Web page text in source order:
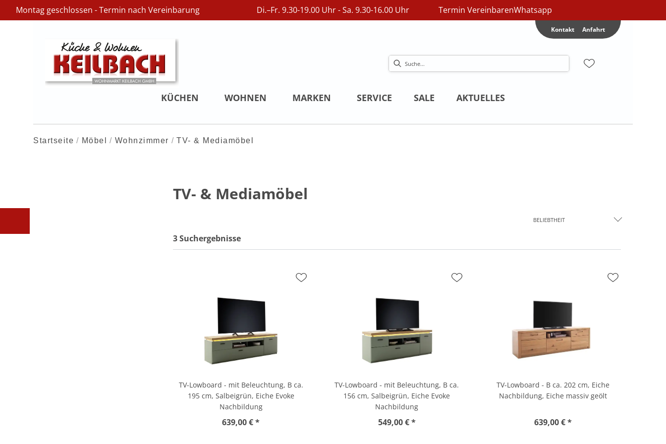
Montag geschlossen - Termin nach Vereinbarung Di.–Fr. 9.30-19.00 Uhr - Sa. 9.30-16.00 Uhr Termin VereinbarenWhatsapp
Kontakt Anfahrt
KÜCHEN WOHNEN MARKEN SERVICE SALE AKTUELLES
Startseite Möbel Wohnzimmer TV- & Mediamöbel
TV- & Mediamöbel
BELIEBTHEIT
3 Suchergebnisse
TV-Lowboard - mit Beleuchtung, B ca.
195 cm, Salbeigrün, Eiche Evoke
Nachbildung
639,00 € *
TV-Lowboard - mit Beleuchtung, B ca.
156 cm, Salbeigrün, Eiche Evoke
Nachbildung
549,00 € *
TV-Lowboard - B ca. 202 cm, Eiche
Nachbildung, Eiche massiv geölt
639,00 € *